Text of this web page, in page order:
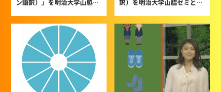
ン語訳）」を明治大学山脇ゼ
訳）を明治大学山脇ゼミと共